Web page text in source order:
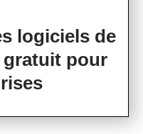
logiciels de
gratuit pour